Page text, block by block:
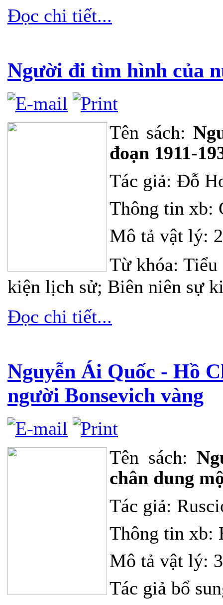
Đọc chi tiết...
Người đi tìm hình của
Tên sách:
đoạn 1911-
Tác giả: Đỗ
Thông tin xb:
Mô tả vật lý:
Từ khóa: Tiểu
kiện lịch sử; Biên niên sự
Đọc chi tiết...
Nguyễn Ái Quốc - Hồ
người Bonsevich vàng
Tên sách:
chân dung
Tác giả:
Thông tin xb:
Mô tả vật lý:
Tác giả bổ